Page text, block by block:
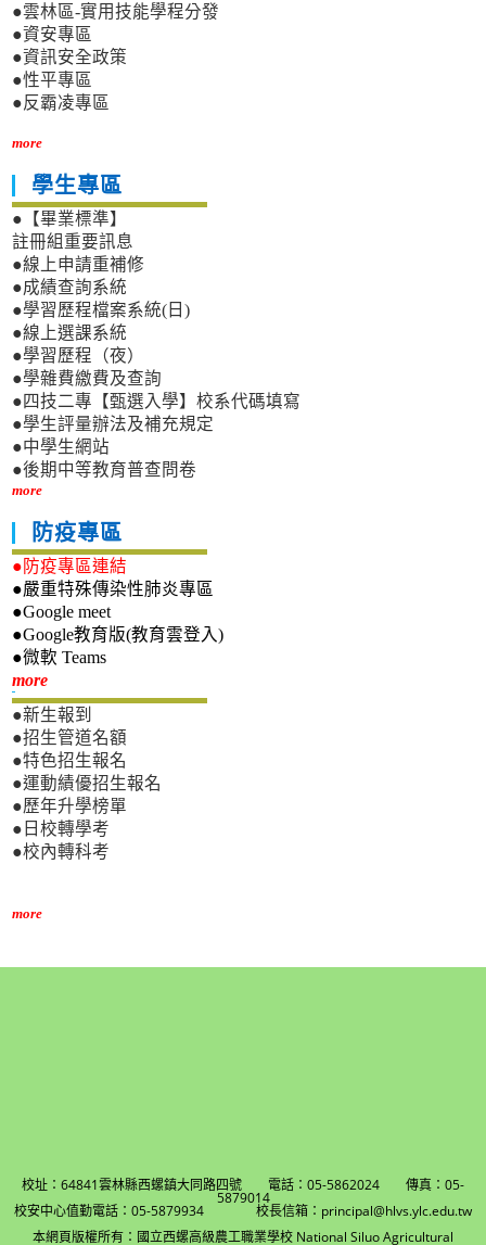
●雲林區-實用技能學程分發
●資安專區
●資訊安全政策
●性平專區
●反霸凌專區
more
學生專區
●【畢業標準】
註冊組重要訊息
●線上申請重補修
●成績查詢系統
●學習歷程檔案系統(日)
●線上選課系統
●學習歷程（夜）
●學雜費繳費及查詢
●四技二專【甄選入學】校系代碼填寫
●學生評量辦法及補充規定
●中學生網站
●後期中等教育普查問卷
more
防疫專區
●防疫專區連結
●嚴重特殊傳染性肺炎專區
●Google meet
●Google教育版(教育雲登入)
●微軟 Teams
more新生專區
●新生報到
●招生管道名額
●特色招生報名
●運動績優招生報名
●歷年升學榜單
●日校轉學考
●校內轉科考
more
校址：64841雲林縣西螺鎮大同路四號 電話：05-5862024 傳真：05-
5879014
校安中心值勤電話：05-5879934 校長信箱：principal@hlvs.ylc.edu.tw
本網頁版權所有：國立西螺高級農工職業學校 National Siluo Agricultural